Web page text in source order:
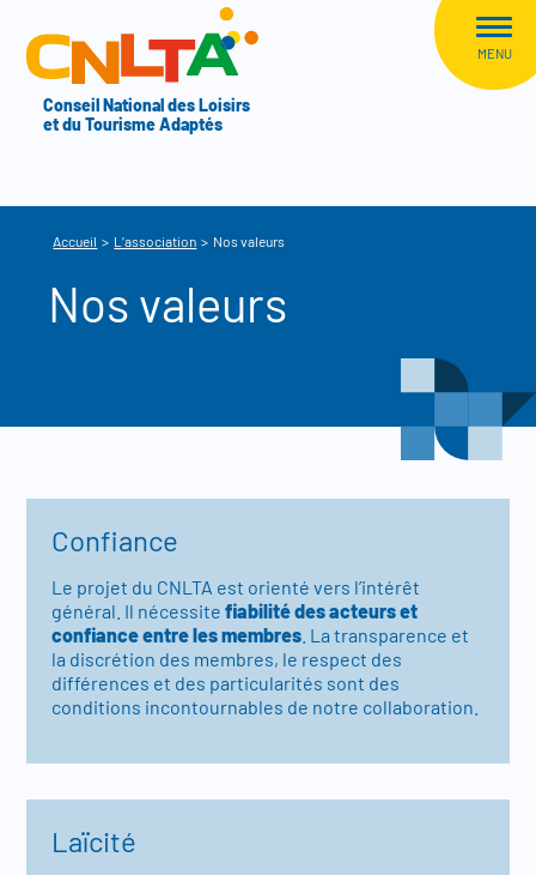
Conseil National des Loisirs
et du Tourisme Adaptés
MENU
Accueil > L’association > Nos valeurs
Nos valeurs
Confiance
Le projet du CNLTA est orienté vers l’intérêt
général. Il nécessitefiabilité des acteurs et
confiance entre les membres . La transparence et
la discrétion des membres, le respect des
différences et des particularités sont des
conditions incontournables de notre collaboration.
Laïcité